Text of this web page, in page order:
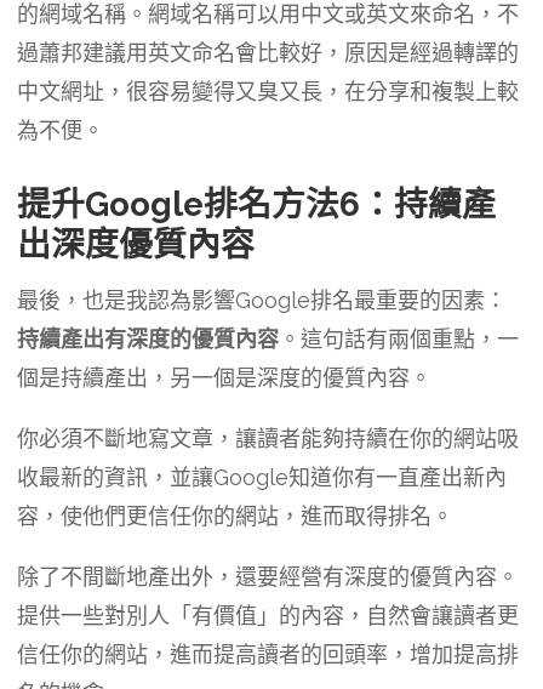
的網域名稱。網域名稱可以用中文或英文來命名，不
過蕭邦建議用英文命名會比較好，原因是經過轉譯的
中文網址，很容易變得又臭又長，在分享和複製上較
為不便。
提升Google排名方法6：持續產
出深度優質內容
最後，也是我認為影響Google排名最重要的因素：
持續產出有深度的優質內容。這句話有兩個重點，一
個是持續產出，另一個是深度的優質內容。
你必須不斷地寫文章，讓讀者能夠持續在你的網站吸
收最新的資訊，並讓Google知道你有一直產出新內
容，使他們更信任你的網站，進而取得排名。
除了不間斷地產出外，還要經營有深度的優質內容。
提供一些對別人「有價值」的內容，自然會讓讀者更
信任你的網站，進而提高讀者的回頭率，增加提高排